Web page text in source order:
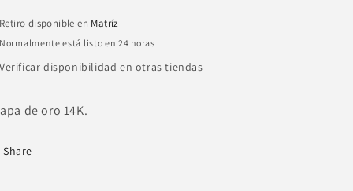
con
corona
con
corona
Retiro disponible en Matríz
Normalmente está listo en 24 horas
Verificar disponibilidad en otras tiendas
de oro 14K.
Share